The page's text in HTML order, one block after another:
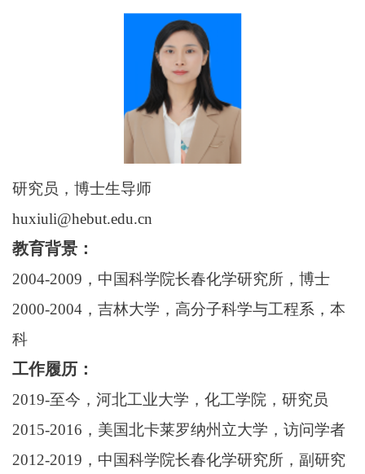
研究员，博士生导师
huxiuli@hebut.edu.cn
教育背景：
2004-2009 ，中国科学院长春化学研究所，博士
2000-2004 ，吉林大学，高分子科学与工程系，本
科
工作履历：
2019-至今，河北工业大学，化工学院，研究员
2015-2016 ，美国北卡莱罗纳州立大学，访问学者
2012-2019 ，中国科学院长春化学研究所，副研究